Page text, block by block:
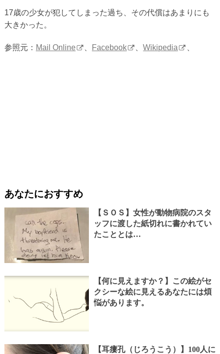
17歳の少女が犯してしまった過ち、その代償はあまりにも
大きかった。
参照元： Mail Online Facebook 、Wikipedia
あなたにおすすめ
【ＳＯＳ】女性が動物病院のスタ
ッフに渡した紙切れに書かれてい
たこととは…
【何に見えますか？】この絵がセ
クシーな絵に見えるあなたには煩
悩があります。
【耳瘻孔（じろうこう）】100人に